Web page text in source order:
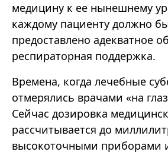
медицину к ее нынешнему
каждому пациенту должно
предоставлено адекватное
респираторная поддержка.
Времена, когда лечебные
отмерялись врачами «на
Сейчас дозировка
рассчитывается до
высокоточными приборами